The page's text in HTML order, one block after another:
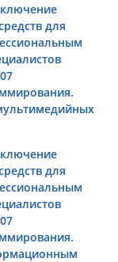
для
для